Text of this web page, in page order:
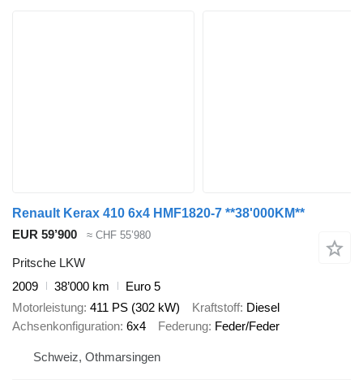
Renault Kerax 410 6x4 HMF1820-7 **38'000KM**
EUR 59’900
≈ CHF 55’980
Pritsche LKW
2009
38’000 km
Euro 5
Motorleistung 411 PS (302 kW) Kraftstoff Diesel
Achsenkonfiguration 6x4 Federung Feder/Feder
Schweiz, Othmarsingen